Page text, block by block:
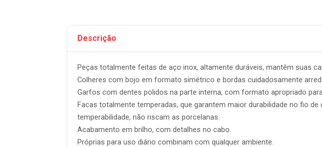
Descrição
Peças totalmente feitas de aço inox, altamente duráveis, mantêm suas
Colheres com bojo em formato simétrico e bordas cuidadosamente
Garfos com dentes polidos na parte interna, com formato apropriado
Facas totalmente temperadas, que garantem maior durabilidade no fio
temperabilidade, não riscam as porcelanas.
Acabamento em brilho, com detalhes no cabo.
Próprias para uso diário combinam com qualquer ambiente.